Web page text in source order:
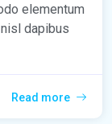
elementum
dapibus
Read more